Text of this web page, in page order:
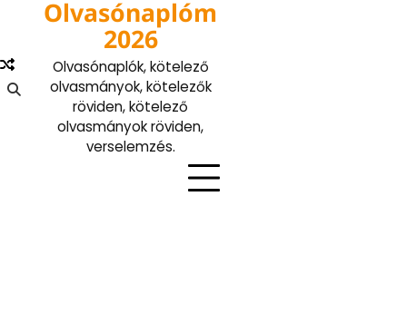
content
Olvasónaplóm
2026
Olvasónaplók, kötelező
olvasmányok, kötelezők
röviden, kötelező
olvasmányok röviden,
verselemzés.